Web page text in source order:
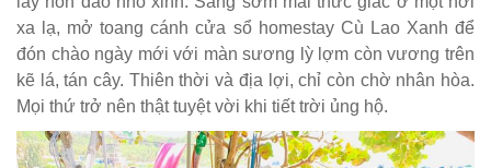
xa lạ, mở toang cánh cửa sổ homestay Cù Lao Xanh để
đón chào ngày mới với màn sương lỳ lợm còn vương trên
kẽ lá, tán cây. Thiên thời và địa lợi, chỉ còn chờ nhân hòa.
Mọi thứ trở nên thật tuyệt vời khi tiết trời ủng hộ.